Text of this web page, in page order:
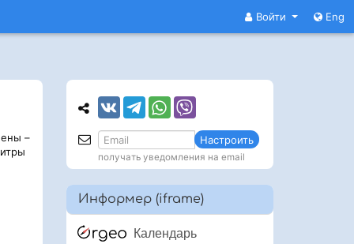
Войти Eng
–
Настроить
получать уведомления на email
Информер (iframe)